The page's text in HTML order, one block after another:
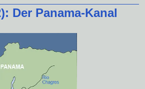
Der Panama-Kanal